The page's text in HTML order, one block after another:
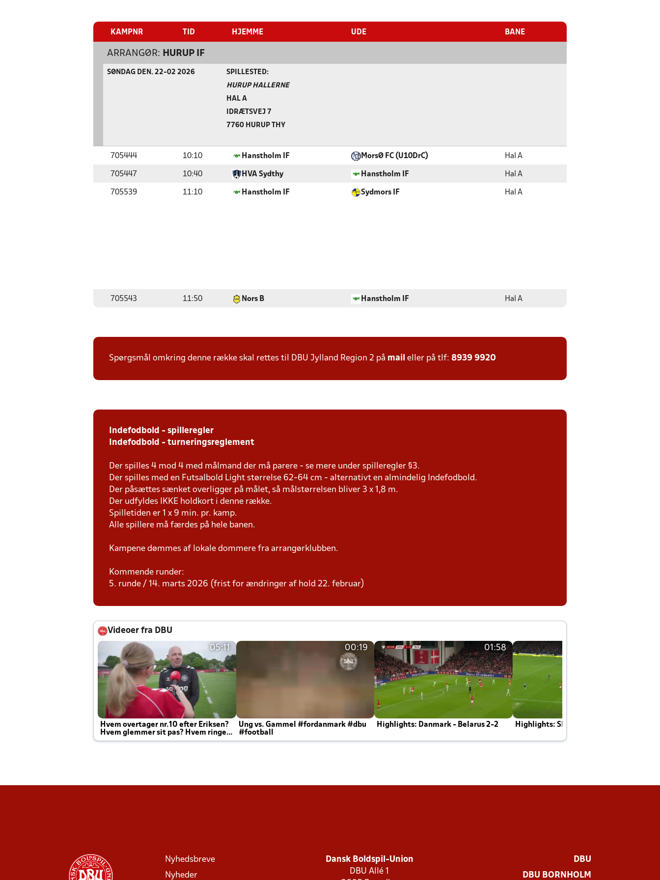
KAMPNR TID HJEMME UDE BANE
ARRANGØR: HURUP IF
SØNDAG DEN. 22-02 2026 SPILLESTED:
HURUP HALLERNE
HAL A
IDRÆTSVEJ 7
7760 HURUP THY
705444 10:10 Hanstholm IF MorsØ FC (U10DrC) Hal A
705447 10:40 HVA Sydthy Hanstholm IF Hal A
705539 11:10 Hanstholm IF Sydmors IF Hal A
705543 11:50 Nors B Hanstholm IF Hal A
Spørgsmål omkring denne række skal rettes til DBU Jylland Region 2 på mail eller på tlf: 8939 9920
Indefodbold - spilleregler
Indefodbold - turneringsreglement
Der spilles 4 mod 4 med målmand der må parere - se mere under spilleregler §3.
Der spilles med en Futsalbold Light størrelse 62-64 cm - alternativt en almindelig Indefodbold.
Der påsættes sænket overligger på målet, så målstørrelsen bliver 3 x 1,8 m.
Der udfyldes IKKE holdkort i denne række.
Spilletiden er 1 x 9 min. pr. kamp.
Alle spillere må færdes på hele banen.
Kampene dømmes af lokale dommere fra arrangørklubben.
Kommende runder:
5. runde / 14. marts 2026 (frist for ændringer af hold 22. februar)
Videoer fra DBU
05:11
Hvem overtager nr.10 efter Eriksen?
Hvem glemmer sit pas? Hvem ringer
Joachim altid til efter kampe?
00:19
Ung vs. Gammel #fordanmark #dbu
#football
01:58
Highlights: Danmark - Belarus 2-2 Highlights: Skotland - Danmark 4-2
Nyhedsbreve
Nyheder
Dansk Boldspil-Union
DBU Allé 1
DBU
DBU BORNHOLM